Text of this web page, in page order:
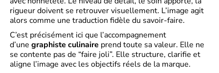
rigueur doivent se retrouver visuellement. L’image agit
alors comme une traduction fidèle du savoir-faire.
C’est précisément ici que l’accompagnement
d’une graphiste culinaire prend toute sa valeur. Elle ne
se contente pas de “faire joli”. Elle structure, clarifie et
aligne l’image avec les objectifs réels de la marque.